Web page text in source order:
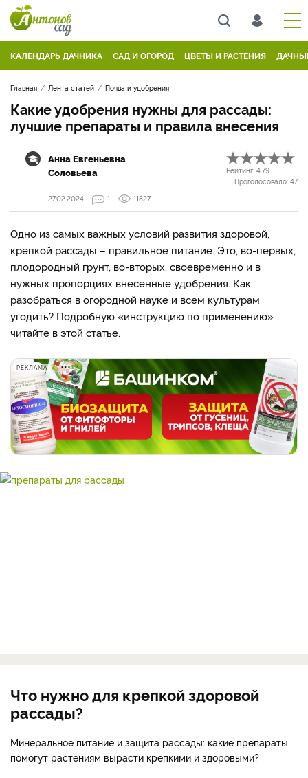
КАЛЕНДАРЬ ДАЧНИКА САД И ОГОРОД ЦВЕТЫ И РАСТЕНИЯ
Главная Лента статей Почва и удобрения
Какие удобрения нужны для рассады:
лучшие препараты и правила внесения
Анна Евгеньевна
Соловьева
Рейтинг: 4.79
Проголосовало: 47
27.02.2024
1 11827
Одно из самых важных условий развития здоровой,
крепкой рассады – правильное питание. Это, во-первых,
плодородный грунт, во-вторых, своевременно и в
нужных пропорциях внесенные удобрения. Как
разобраться в огородной науке и всем культурам
угодить? Подробную «инструкцию по применению»
читайте в этой статье.
РЕКЛАМА
Что нужно для крепкой здоровой
рассады?
Минеральное питание и защита рассады: какие препараты
помогут растениям вырасти крепкими и здоровыми?